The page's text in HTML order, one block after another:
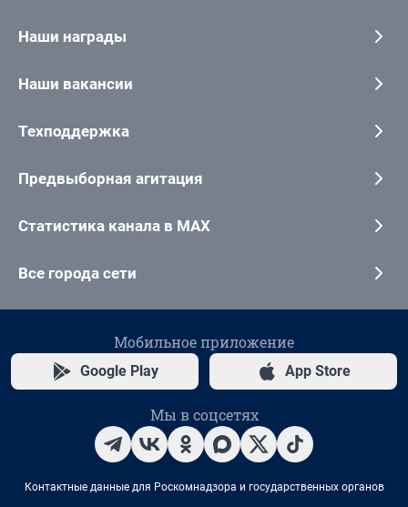
Наши награды
Наши вакансии
Техподдержка
Предвыборная агитация
Статистика канала в MAX
Все города сети
Мобильное приложение
Google Play App Store
Мы в соцсетях
Контактные данные для Роскомнадзора и государственных органов